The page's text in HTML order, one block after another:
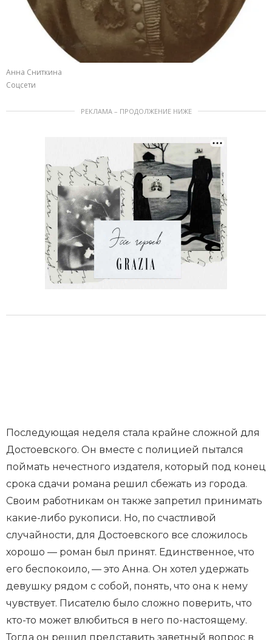
Анна Сниткина
Соцсети
РЕКЛАМА – ПРОДОЛЖЕНИЕ НИЖЕ
Последующая неделя стала крайне сложной для
Достоевского. Он вместе с полицией пытался
поймать нечестного издателя, который под конец
срока сдачи романа решил сбежать из города.
Своим работникам он также запретил принимать
какие-либо рукописи. Но, по счастливой
случайности, для Достоевского все сложилось
хорошо — роман был принят. Единственное, что
его беспокоило, — это Анна. Он хотел удержать
девушку рядом с собой, понять, что она к нему
чувствует. Писателю было сложно поверить, что
кто-то может влюбиться в него по-настоящему.
Тогда он решил представить заветный вопрос в